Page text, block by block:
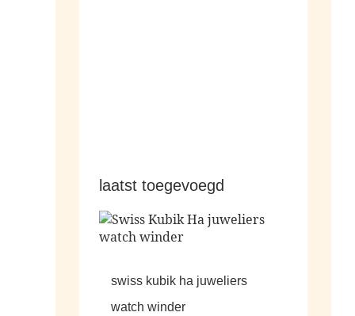
laatst toegevoegd
swiss kubik ha juweliers
watch winder